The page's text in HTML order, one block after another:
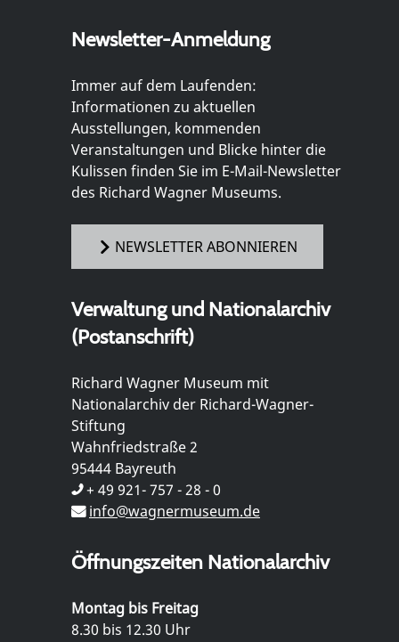
Newsletter-Anmeldung
Immer auf dem Laufenden:
Informationen zu aktuellen
Ausstellungen, kommenden
Veranstaltungen und Blicke hinter die
Kulissen finden Sie im E-Mail-Newsletter
des Richard Wagner Museums.
NEWSLETTER ABONNIEREN
Verwaltung und Nationalarchiv
(Postanschrift)
Richard Wagner Museum mit
Nationalarchiv der Richard-Wagner-
Stiftung
Wahnfriedstraße 2
95444 Bayreuth
+ 49 921- 757 - 28 - 0
info@wagnermuseum.de
Öffnungszeiten Nationalarchiv
Montag bis Freitag
8.30 bis 12.30 Uhr